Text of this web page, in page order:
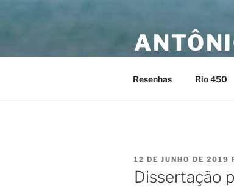
Resenhas Rio 450
PUBLICADO
EM
12 DE JUNHO DE 2019
Dissertação